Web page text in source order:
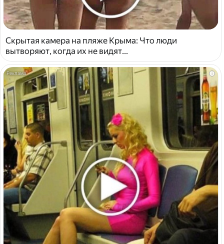
Скрытая камера на пляже Крыма: Что люди
вытворяют, когда их не видят...
i